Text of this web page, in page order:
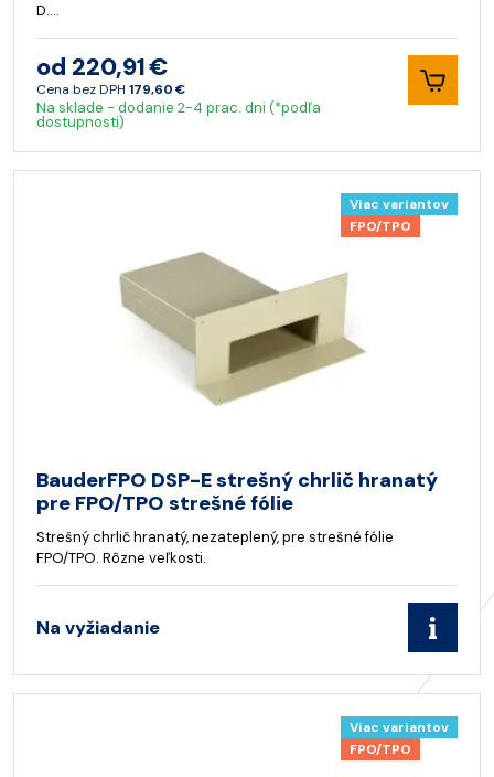
D.…
od 220,91 €
Cena bez DPH 179,60 €
Na sklade - dodanie 2-4 prac. dni (*podľa
dostupnosti)
Viac variantov
FPO/TPO
BauderFPO DSP-E strešný chrlič hranatý
pre FPO/TPO strešné fólie
Strešný chrlič hranatý, nezateplený, pre strešné fólie
FPO/TPO. Rôzne veľkosti.
Na vyžiadanie
Viac variantov
FPO/TPO